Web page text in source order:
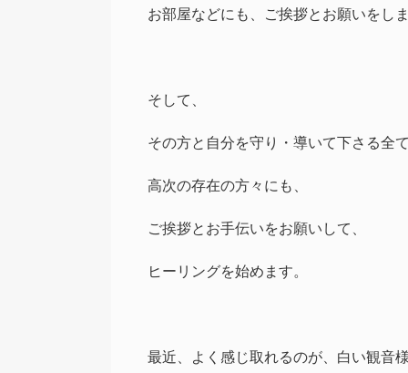
お部屋などにも、ご挨拶とお願いをしま
そして、
その方と自分を守り・導いて下さる全て
高次の存在の方々にも、
ご挨拶とお手伝いをお願いして、
ヒーリングを始めます。
最近、よく感じ取れるのが、白い観音